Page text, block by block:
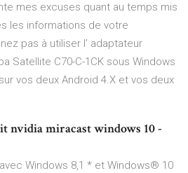
mes excuses quant au temps mis
les informations de votre
pas à utiliser l’ adaptateur
Satellite C70-C-1CK sous Windows
vos deux Android 4.X et vos deux
nvidia miracast windows 10 -
Windows 8,1 * et Windows® 10